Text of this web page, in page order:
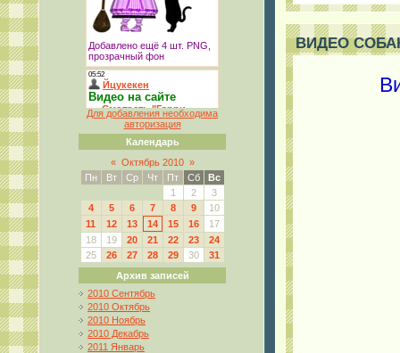
Для добавления необходима
авторизация
Календарь
« Октябрь 2010 »
Пн
Вт Ср Чт Пт Сб
Вс
1
2
3
4
5 6 7 8 9
10
11
12 13 14 15 16
17
18
19 20 21 22 23
24
25
26 27 28 29 30
31
Архив записей
2010 Сентябрь
2010 Октябрь
2010 Ноябрь
2010 Декабрь
2011 Январь
ВИДЕО СОБАК